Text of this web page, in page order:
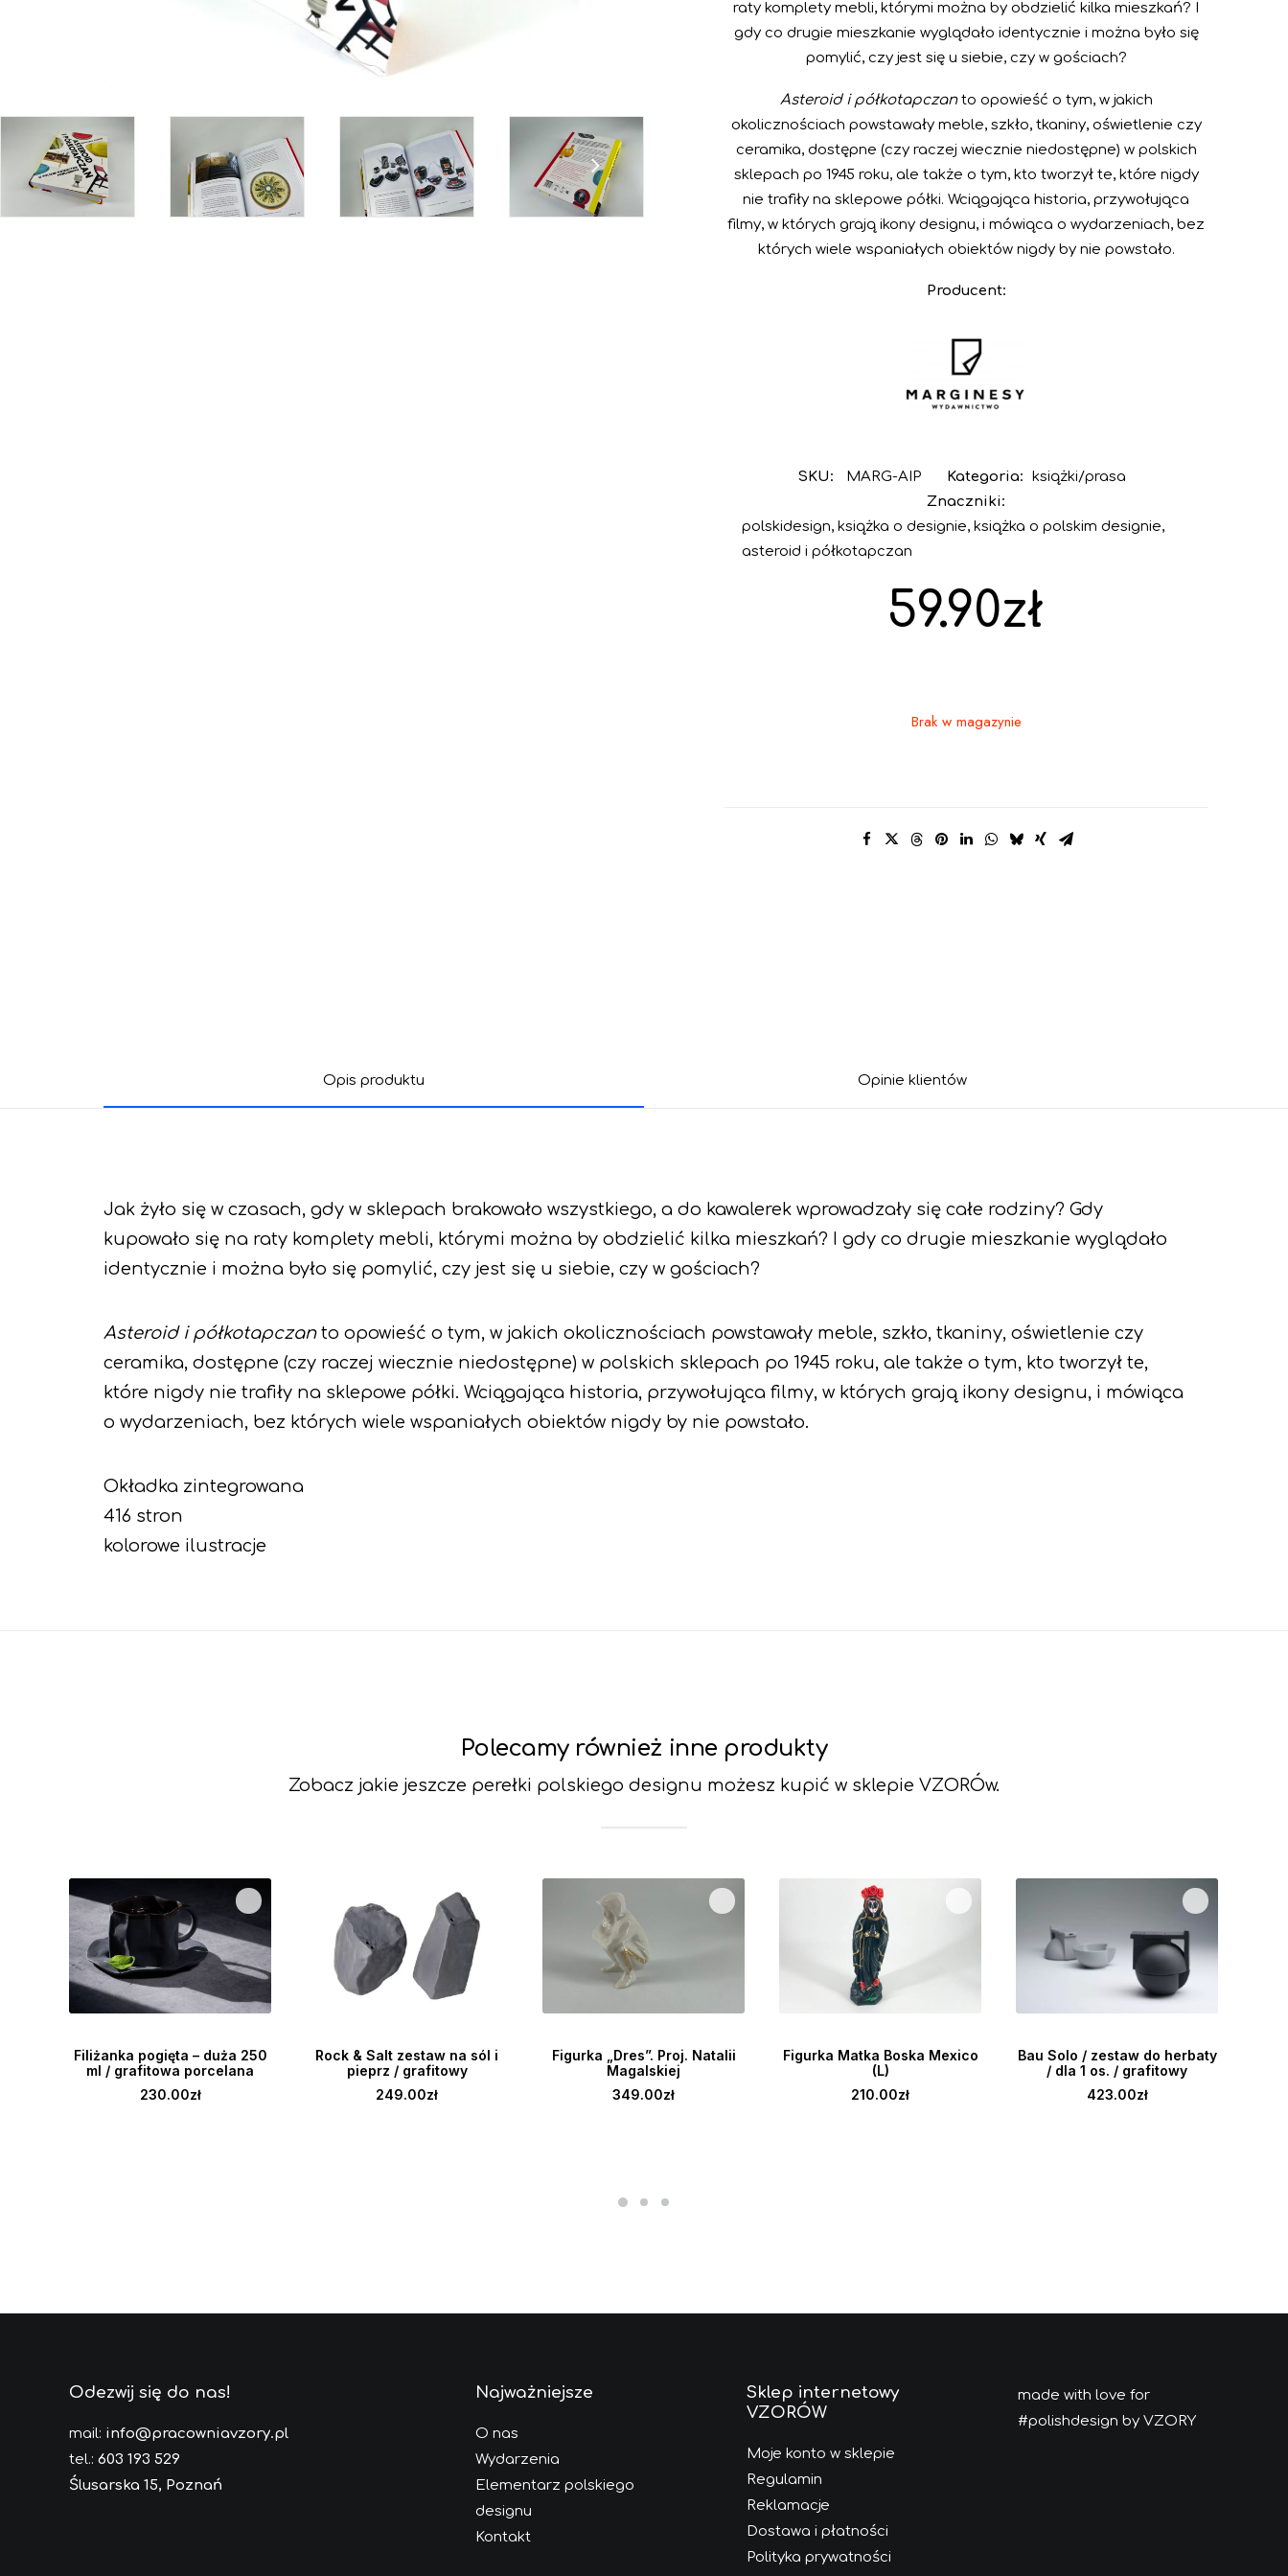
raty komplety mebli, którymi można by obdzielić kilka mieszkań? I
gdy co drugie mieszkanie wyglądało identycznie i można było się
pomylić, czy jest się u siebie, czy w gościach?
Asteroid i półkotapczanto opowieść o tym, w jakich
okolicznościach powstawały meble, szkło, tkaniny, oświetlenie czy
ceramika, dostępne (czy raczej wiecznie niedostępne) w polskich
sklepach po 1945 roku, ale także o tym, kto tworzył te, które nigdy
nie trafiły na sklepowe półki. Wciągająca historia, przywołująca
filmy, w których grają ikony designu, i mówiąca o wydarzeniach, bez
których wiele wspaniałych obiektów nigdy by nie powstało.
Producent:
SKU: MARG-AIP Kategoria:
książki/prasa
Znaczniki:
polskidesign, książka o designie, książka o polskim designie,
asteroid i półkotapczan
59.90zł
Brak w magazynie
Opis produktu Opinie klientów
Jak żyło się w czasach, gdy w sklepach brakowało wszystkiego, a do kawalerek wprowadzały się całe rodziny? Gdy
kupowało się na raty komplety mebli, którymi można by obdzielić kilka mieszkań? I gdy co drugie mieszkanie wyglądało
identycznie i można było się pomylić, czy jest się u siebie, czy w gościach?
Asteroid i półkotapczanto opowieść o tym, w jakich okolicznościach powstawały meble, szkło, tkaniny, oświetlenie czy
ceramika, dostępne (czy raczej wiecznie niedostępne) w polskich sklepach po 1945 roku, ale także o tym, kto tworzył te,
które nigdy nie trafiły na sklepowe półki. Wciągająca historia, przywołująca filmy, w których grają ikony designu, i mówiąca
o wydarzeniach, bez których wiele wspaniałych obiektów nigdy by nie powstało.
Okładka zintegrowana
416 stron
kolorowe ilustracje
Polecamy również inne produkty
Zobacz jakie jeszcze perełki polskiego designu możesz kupić w sklepie VZORÓw.
Filiżanka pogięta – duża 250
ml / grafitowa porcelana
230.00zł
Rock & Salt zestaw na sól i
pieprz / grafitowy
249.00zł
Figurka „Dres”. Proj. Natalii
Magalskiej
349.00zł
Figurka Matka Boska Mexico
(L)
210.00zł
Bau Solo / zestaw do herbaty
/ dla 1 os. / grafitowy
423.00zł
Odezwij się do nas!
mail: info@pracowniavzory.pl
tel.: 603 193 529
Ślusarska 15, Poznań
Najważniejsze
O nas
Wydarzenia
Elementarz polskiego
designu
Kontakt
Sklep internetowy
VZORÓW
Moje konto w sklepie
Regulamin
Reklamacje
Dostawa i płatności
Polityka prywatności
made with love for
#polishdesign by VZORY